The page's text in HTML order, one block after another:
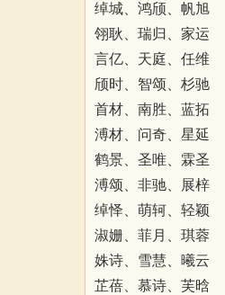
绰城、鸿颀、帆旭
翎耿、瑞归、家运
言亿、天庭、任维
颀时、智颂、杉驰
首材、南胜、蓝拓
溥材、问奇、星延
鹤景、圣唯、霖圣
溥颂、非驰、展梓
绰怿、萌轲、轻颖
淑姗、菲月、琪蓉
姝诗、雪慧、曦云
芷蓓、慕诗、芙晗